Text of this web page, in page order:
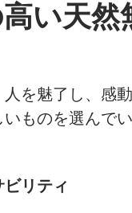
い天
を魅了し、感
ものを選んでい
リティ